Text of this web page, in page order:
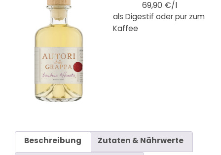
69,90 €/l
als Digestif oder pur zum
Kaffee
Beschreibung Zutaten & Nährwerte